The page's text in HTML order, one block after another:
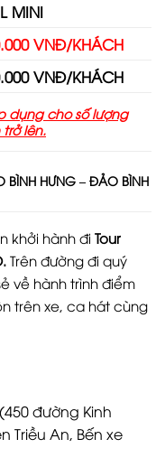
MINI
VNĐ/KHÁCH
VNĐ/KHÁCH
dụng cho số lượng
trở lên.
HƯNG – ĐẢO BÌNH
khởi hành đi Tour
Trên đường đi quý
về hành trình điểm
trên xe, ca hát cùng
đường Kinh
Triều An, Bến xe